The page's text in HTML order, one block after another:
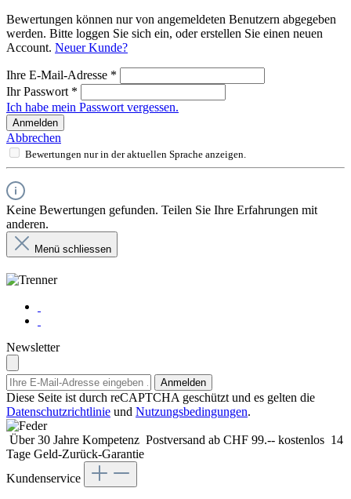
Bewertungen können nur von angemeldeten Benutzern abgegeben
werden. Bitte loggen Sie sich ein, oder erstellen Sie einen neuen
Account. Neuer Kunde?
Ihre E-Mail-Adresse *
Ihr Passwort *
Ich habe mein Passwort vergessen.
Anmelden
Abbrechen
Bewertungen nur in der aktuellen Sprache anzeigen.
Keine Bewertungen gefunden. Teilen Sie Ihre Erfahrungen mit
anderen.
Menü schliessen
Newsletter
Anmelden
Diese Seite ist durch reCAPTCHA geschützt und es gelten die
Datenschutzrichtlinie und Nutzungsbedingungen.
Über 30 Jahre Kompetenz Postversand ab CHF 99.-- kostenlos 14
Tage Geld-Zurück-Garantie
Kundenservice